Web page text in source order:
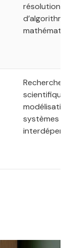
résolution
Recherche
scientifique,
systèmes